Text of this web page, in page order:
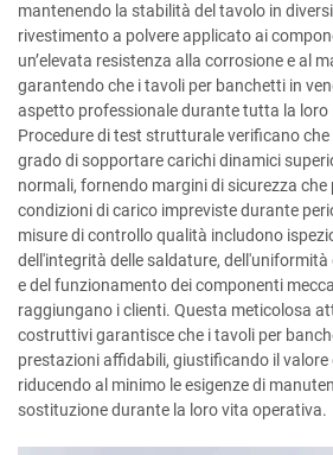
mantenendo la stabilità del tavolo in
rivestimento a polvere applicato ai
un’elevata resistenza alla corrosione e al
garantendo che i tavoli per banchetti in
aspetto professionale durante tutta la loro
Procedure di test strutturale verificano che
grado di sopportare carichi dinamici
normali, fornendo margini di sicurezza
condizioni di carico impreviste durante
misure di controllo qualità includono
dell'integrità delle saldature,
e del funzionamento dei componenti
raggiungano i clienti. Questa meticolosa
costruttivi garantisce che i tavoli per
prestazioni affidabili, giustificando il valore
riducendo al minimo le esigenze di
sostituzione durante la loro vita operativa.